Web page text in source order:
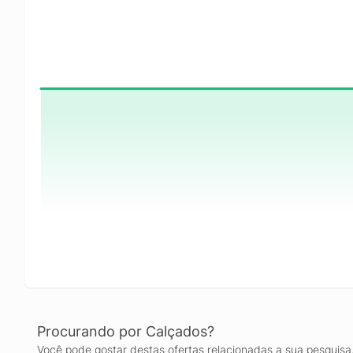
Procurando por Calçados?
Você pode gostar destas ofertas relacionadas a sua